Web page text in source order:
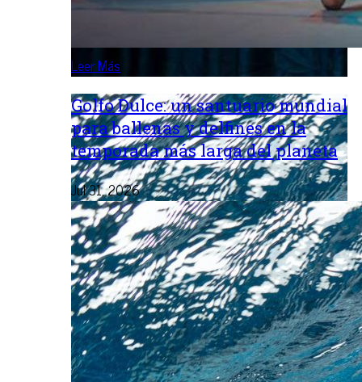
Leer Más
Golfo Dulce: un santuario mundial
para ballenas y delfines en la
temporada más larga del planeta
Jul 31, 2026